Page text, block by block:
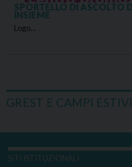
SPORTELLO DI ASCOLTO
INSIEME
Logo…
GREST E CAMPI ESTIVI
SITI ISTITUZIONALI